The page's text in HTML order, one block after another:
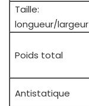
Taille:
longueur/largeur
Poids total
Antistatique